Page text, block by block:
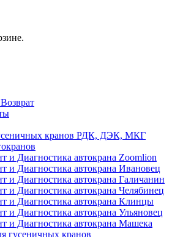
кранов РДК, ДЭК, МКГ
и Диагностика автокрана Zoomlion
и Диагностика автокрана Ивановец
и Диагностика автокрана Галичанин
и Диагностика автокрана Челябинец
и Диагностика автокрана Клинцы
и Диагностика автокрана Ульяновец
и Диагностика автокрана Машека
гусеничных кранов